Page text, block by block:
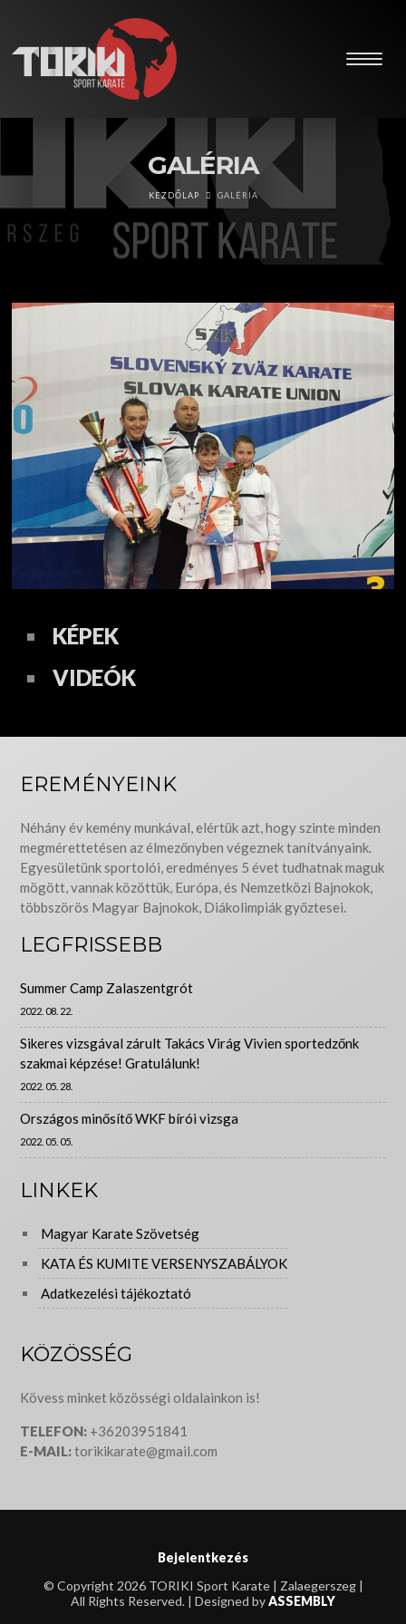
GALÉRIA
KEZDŐLAP GALÉRIA
KÉPEK
VIDEÓK
EREMÉNYEINK
Néhány év kemény munkával, elértük azt, hogy szinte minden
megmérettetésen az élmezőnyben végeznek tanítványaink.
Egyesületünk sportolói, eredményes 5 évet tudhatnak maguk
mögött, vannak közöttük, Európa, és Nemzetközi Bajnokok,
többszörös Magyar Bajnokok, Diákolimpiák győztesei.
LEGFRISSEBB
Summer Camp Zalaszentgrót
2022. 08. 22.
Sikeres vizsgával zárult Takács Virág Vivien sportedzőnk
szakmai képzése! Gratulálunk!
2022. 05. 28.
Országos minősítő WKF bírói vizsga
2022. 05. 05.
LINKEK
Magyar Karate Szövetség
KATA ÉS KUMITE VERSENYSZABÁLYOK
Adatkezelési tájékoztató
KÖZÖSSÉG
Kövess minket közösségi oldalainkon is!
TELEFON:+36203951841
E-MAIL:torikikarate@gmail.com
Bejelentkezés
© Copyright 2026 TORIKI Sport Karate | Zalaegerszeg |
All Rights Reserved. | Designed byASSEMBLY